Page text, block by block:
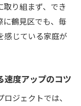
り組まず、でき
に鶴見区でも、毎
感じている家庭が
速度アップのコツ
ジェクトでは、